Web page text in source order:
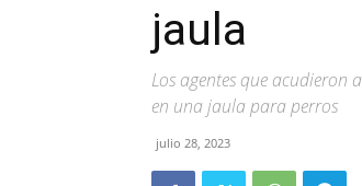
jaula
Los agentes que
en una jaula para perros
julio 28, 2023